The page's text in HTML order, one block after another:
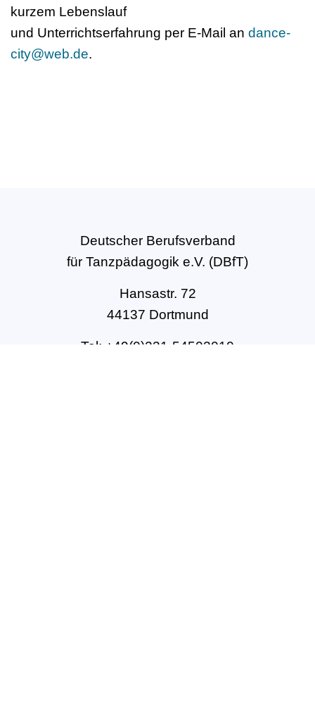
kurzem Lebenslauf
und Unterrichtserfahrung per E-Mail an dance-
city@web.de.
Deutscher Berufsverband
für Tanzpädagogik e.V. (DBfT)
Hansastr. 72
44137 Dortmund
Tel: +49(0)231-54502010